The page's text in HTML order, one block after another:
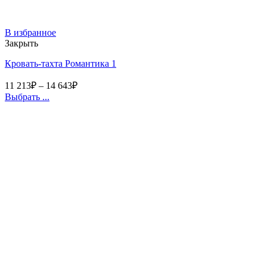
В избранное
Закрыть
Кровать-тахта Романтика 1
11 213₽ – 14 643₽
Выбрать ...